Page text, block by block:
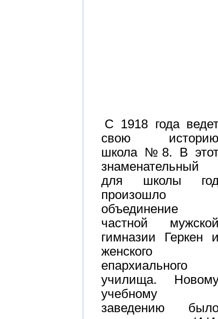
С 1918 года
свою
школа №8. В
знаменательный
для школы
произошло
объединение
частной
гимназии Геркен
женского
епархиального
училища.
учебному
заведению